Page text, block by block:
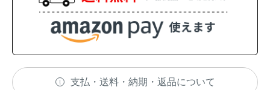
支払・送料・納期・返品について